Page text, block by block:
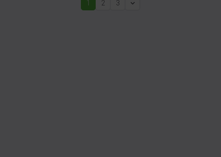
1
(current)
2 3
Next